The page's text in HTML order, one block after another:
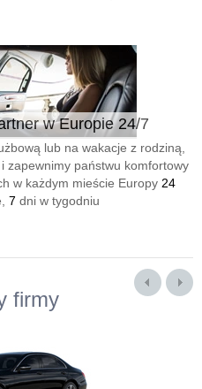
w Europie 24/7
lub na wakacje z rodziną,
i zapewnimy państwu komfortowy
w każdym mieście Europy 24
7 dni w tygodniu
firmy